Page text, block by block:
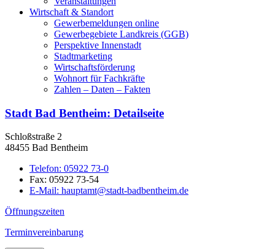
Wirtschaft & Standort
Gewerbemeldungen online
Gewerbegebiete Landkreis (GGB)
Perspektive Innenstadt
Stadtmarketing
Wirtschaftsförderung
Wohnort für Fachkräfte
Zahlen – Daten – Fakten
Stadt Bad Bentheim: Detailseite
Schloßstraße 2
48455 Bad Bentheim
Telefon: 05922 73-0
Fax: 05922 73-54
E-Mail: hauptamt@stadt-badbentheim.de
Öffnungszeiten
Terminvereinbarung